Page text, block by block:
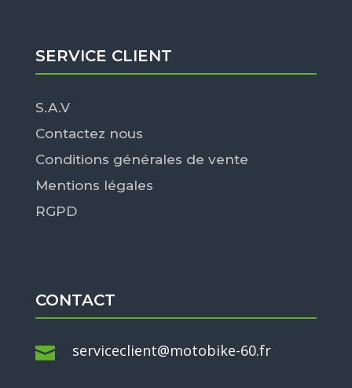
SERVICE CLIENT
S.A.V
Contactez nous
Conditions générales de vente
Mentions légales
RGPD
CONTACT
 serviceclient@motobike-60.fr